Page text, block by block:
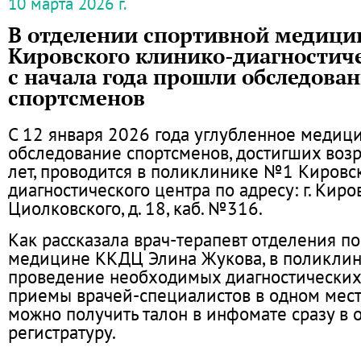
В отделении спортивной
Кировского клинико-
с начала года прошли
спортсменов
С 12 января 2026 года углубленное
обследование спортсменов, достигших
лет, проводится в поликлинике №1
диагностического центра по адресу: г.
Циолковского, д. 18, каб. №316.
Как рассказала врач-терапевт отделения
медицине ККДЦ Элина Жукова, в
проведение необходимых
приемы врачей-специалистов в одном
можно получить талон в инфомате сразу в
регистратуру.